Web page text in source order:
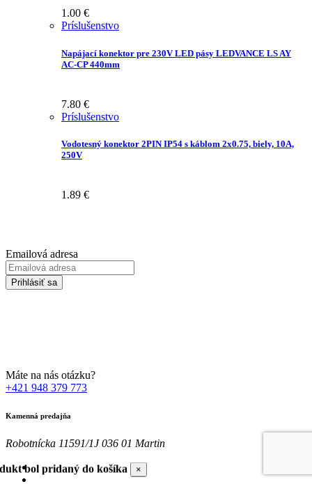
1.00 €
Príslušenstvo
Napájací konektor pre 230V LED pásy LEDVANCE LS AY
AC-CP 440mm
7.80 €
Príslušenstvo
Vodotesný konektor 2PIN IP54 s káblom 2x0.75, biely, 10A,
250V
1.89 €
Emailová adresa
Prihlásiť sa
Máte na nás otázku?
+421 948 379 773
Kamenná predajňa
Robotnícka 11591/1J 036 01 Martin
bol pridaný do košíka ×